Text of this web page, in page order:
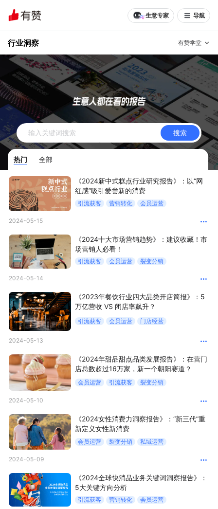
生意专家 导航
有赞学堂
行业洞察
有赞说增长
私域日历 增长方法
有赞说案例拆解 有赞专家说
有赞成功案例
面对面聊增长
有赞春季发布会 实干家直播间
新零售大会 新零售茶会
AllValue 战略合作
增长产品指南
智库 产品场景库
产品更新动态 帮助中心
行业洞察
品牌消费观 行业报告
新零售资讯
私域课程 新零售内参
增长俱乐部
增长俱乐部 有赞商盟
商家社区 社群交流
搜索
热门 全部
《2024新中式糕点行业研究报告》：以“网
红感”吸引爱尝新的消费
引流获客 营销转化 会员运营
2024-05-15
《2024十大市场营销趋势》：建议收藏！市
场营销人必看！
引流获客 会员运营 裂变分销
2024-05-14
《2023年餐饮行业四大品类开店简报》：5
万亿营收 VS 闭店率飙升？
引流获客 会员运营 门店经营
2024-05-13
《2024年甜品甜点品类发展报告》：在营门
店总数超过16万家，新一个朝阳赛道？
会员运营 引流获客 裂变分销
2024-05-10
《2024女性消费力洞察报告》：“新三代”重
新定义女性新消费
会员运营 裂变分销 私域运营
2024-05-09
《2024全球快消品业务关键词洞察报告》：
5大关键方向分析
引流获客 营销转化 会员运营